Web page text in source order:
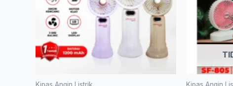
Pilihan
ini
dapat
diambil
di